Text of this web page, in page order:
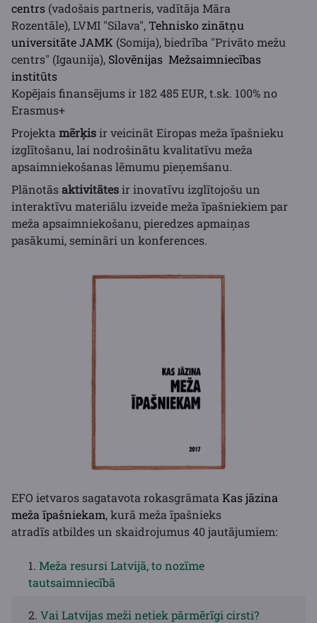
centrs (vadošais partneris, vadītāja Māra
Rozentāle), LVMI "Silava",Tehnisko zinātņu
universitāte JAMK (Somija), biedrība "Privāto mežu
centrs" (Igaunija), Slovēnijas Mežsaimniecības
institūts
Kopējais finansējums ir 182 485 EUR, t.sk. 100% no
Erasmus+
Projekta mērķisir veicināt Eiropas meža īpašnieku
izglītošanu, lai nodrošinātu kvalitatīvu meža
apsaimniekošanas lēmumu pieņemšanu.
Plānotāsaktivitātesir inovatīvu izglītojošu un
interaktīvu materiālu izveide meža īpašniekiem par
meža apsaimniekošanu, pieredzes apmaiņas
pasākumi, semināri un konferences.
EFO ietvaros sagatavota rokasgrāmata Kas jāzina
meža īpašniekam, kurā meža īpašnieks
atradīs atbildes un skaidrojumus 40 jautājumiem:
1. Meža resursi Latvijā, to nozīme
tautsaimniecībā
2. Vai Latvijas meži netiek pārmērīgi cirsti?